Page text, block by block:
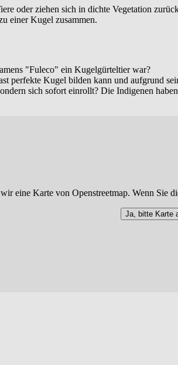
oder ziehen sich in dichte Vegetation
einer Kugel zusammen.
"Fuleco" ein Kugelgürteltier war?
perfekte Kugel bilden kann und aufgrund
sich sofort einrollt? Die Indigenen
eine Karte von Openstreetmap. Wenn Sie
Ja, bitte Karte